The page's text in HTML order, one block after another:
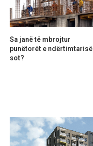
Sa janë të mbrojtur
punëtorët e ndërtimtarisë
sot?